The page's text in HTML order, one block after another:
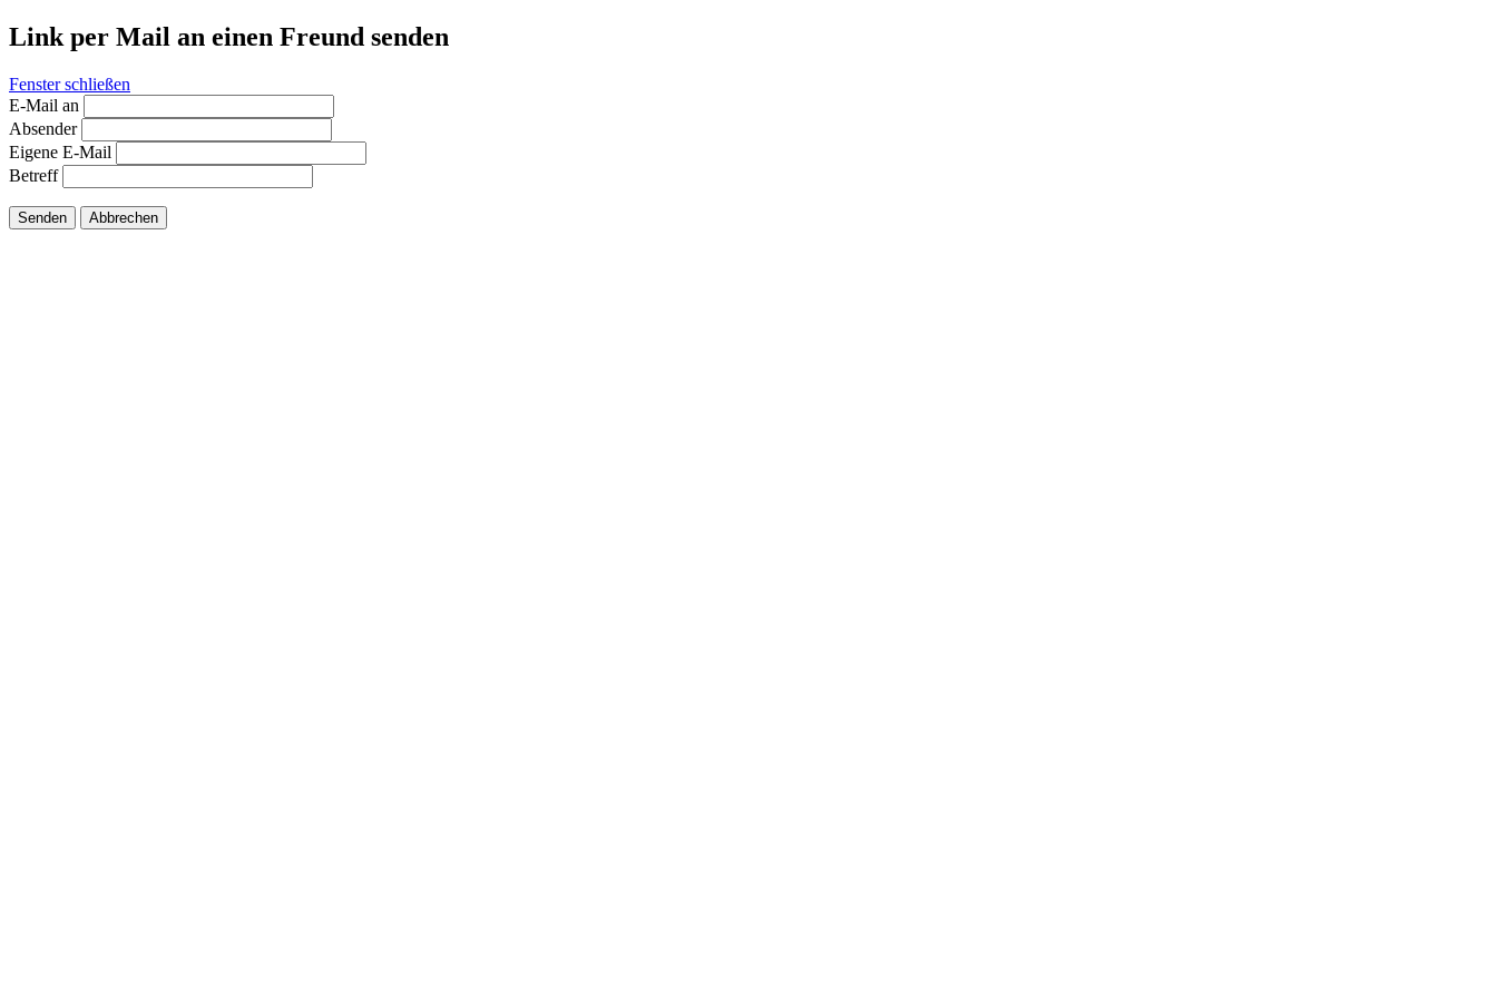
Link per Mail an einen Freund senden
Fenster schließen
E-Mail an
Absender
Eigene E-Mail
Betreff
Senden Abbrechen